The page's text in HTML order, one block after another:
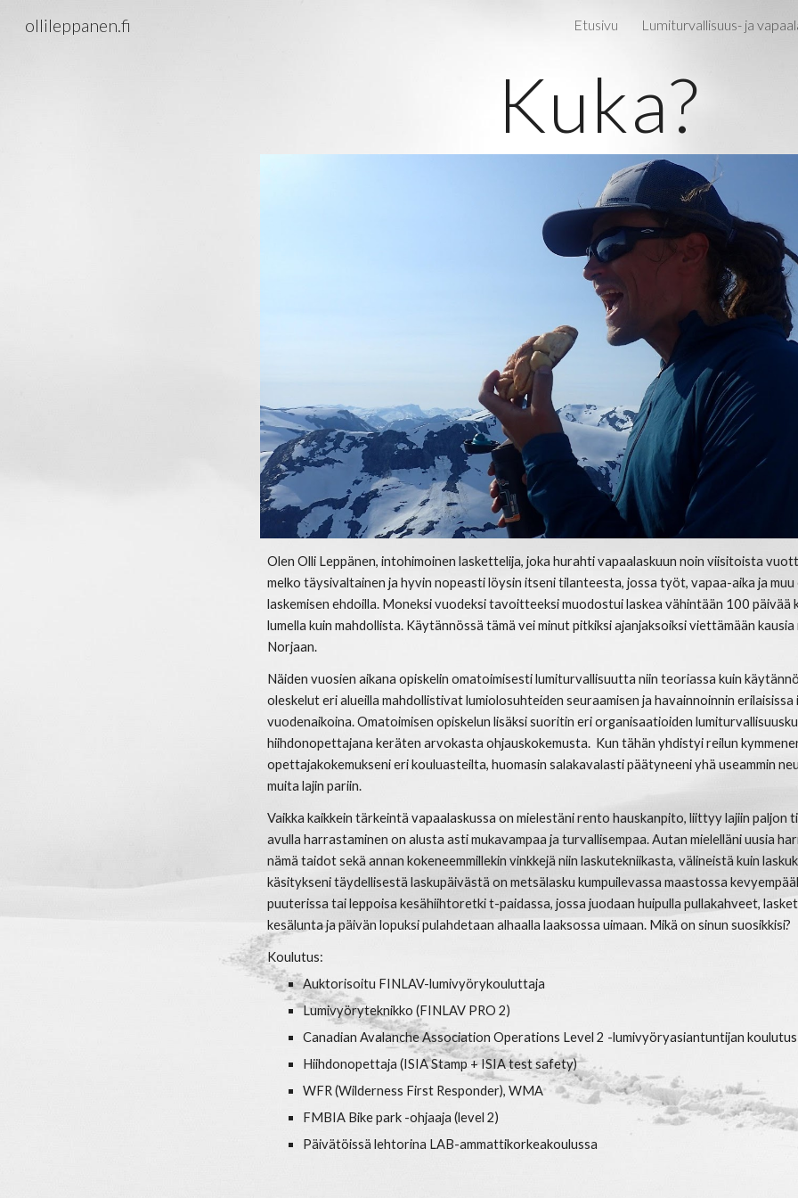
Skip to
ollileppanen.fi Etusivu Lumiturvallisuus- ja
Kuka?
Olen Olli Leppänen, intohimoinen laskettelija, joka hurahti vapaalaskuun noin viisitoista
melko täysivaltainen ja hyvin nopeasti löysin itseni tilanteesta, jossa työt, vapaa-aika ja
laskemisen ehdoilla. Moneksi vuodeksi tavoitteeksi muodostui laskea vähintään 100 päivää
lumella kuin mahdollista. Käytännössä tämä vei minut pitkiksi ajanjaksoiksi viettämään kausia
Norjaan.
Näiden vuosien aikana opiskelin omatoimisesti lumiturvallisuutta niin teoriassa kuin
oleskelut eri alueilla mahdollistivat lumiolosuhteiden seuraamisen ja havainnoinnin erilaisissa
vuodenaikoina. Omatoimisen opiskelun lisäksi suoritin eri organisaatioiden
hiihdonopettajana keräten arvokasta ohjauskokemusta. Kun tähän yhdistyi reilun
opettajakokemukseni eri kouluasteilta, huomasin salakavalasti päätyneeni yhä useammin
muita lajin pariin.
Vaikka kaikkein tärkeintä vapaalaskussa on mielestäni rento hauskanpito, liittyy lajiin paljon
avulla harrastaminen on alusta asti mukavampaa ja turvallisempaa. Autan mielelläni uusia
nämä taidot sekä annan kokeneemmillekin vinkkejä niin laskutekniikasta, välineistä kuin
käsitykseni täydellisestä laskupäivästä on metsälasku kumpuilevassa maastossa
puuterissa tai leppoisa kesähiihtoretki t-paidassa, jossa juodaan huipulla pullakahveet,
kesälunta ja päivän lopuksi pulahdetaan alhaalla laaksossa uimaan. Mikä on sinun suosikkisi?
Koulutus:
Auktorisoitu FINLAV-lumivyörykouluttaja
Lumivyöryteknikko (FINLAV PRO 2)
Canadian Avalanche Association Operations Level 2 -lumivyöryasiantuntijan koulutus
Hiihdonopettaja (ISIA Stamp + ISIA test safety)
WFR(Wilderness First Responder),WMA
FMBIA Bike park -ohjaaja (level 2)
Päivätöissä lehtorina LAB-ammattikorkeakoulussa